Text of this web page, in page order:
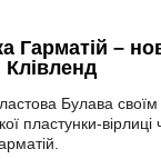
Гарматій –
Клівленд
Булава
пластунки-